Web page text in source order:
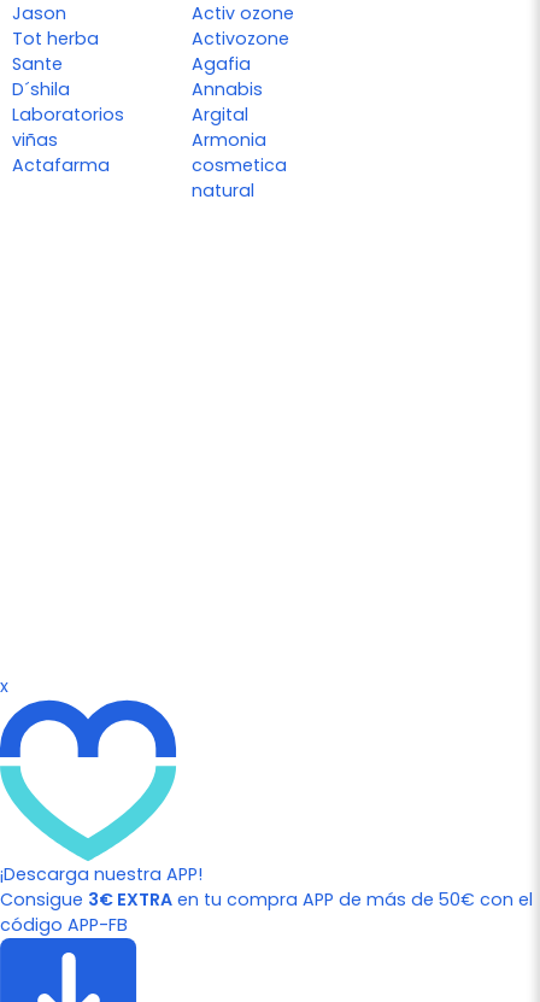
Jason
Tot herba
Sante
D´shila
Laboratorios
viñas
Actafarma
Activ ozone
Activozone
Agafia
Annabis
Argital
Armonia
cosmetica
natural
x
¡Descarga nuestra APP!
Consigue 3€ EXTRA en tu compra APP de más de 50€ con el
código APP-FB